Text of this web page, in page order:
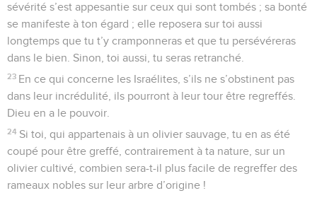
sévérité s’est appesantie sur ceux qui sont tombés ; sa bonté
se manifeste à ton égard ; elle reposera sur toi aussi
longtemps que tu t’y cramponneras et que tu persévéreras
dans le bien. Sinon, toi aussi, tu seras retranché.
23 En ce qui concerne les Israélites, s’ils ne s’obstinent pas
dans leur incrédulité, ils pourront à leur tour être regreffés.
Dieu en a le pouvoir.
24 Si toi, qui appartenais à un olivier sauvage, tu en as été
coupé pour être greffé, contrairement à ta nature, sur un
olivier cultivé, combien sera-t-il plus facile de regreffer des
rameaux nobles sur leur arbre d’origine !